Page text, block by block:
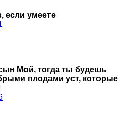
если умеете
Мой, тогда ты будешь
плодами уст, которые